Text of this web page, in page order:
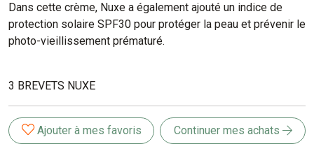
Dans cette crème, Nuxe a également ajouté un indice de
protection solaire SPF30 pour protéger la peau et prévenir le
photo-vieillissement prématuré.
3 BREVETS NUXE
Ajouter à mes favoris Continuer mes achats